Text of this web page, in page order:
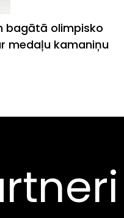
bagātā olimpisko
medaļu kamaniņu